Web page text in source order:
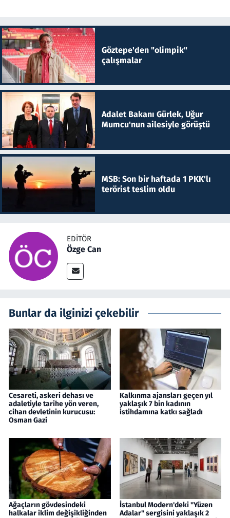
Göztepe'den "olimpik"
çalışmalar
Adalet Bakanı Gürlek, Uğur
Mumcu'nun ailesiyle görüştü
MSB: Son bir haftada 1 PKK'lı
terörist teslim oldu
EDITÖR
Özge Can
Bunlar da ilginizi çekebilir
Cesareti, askeri dehası ve
adaletiyle tarihe yön veren,
cihan devletinin kurucusu:
Osman Gazi
Kalkınma ajansları geçen yıl
yaklaşık 7 bin kadının
istihdamına katkı sağladı
Ağaçların gövdesindeki
halkalar iklim değişikliğinden
İstanbul Modern'deki "Yüzen
Adalar" sergisini yaklaşık 2